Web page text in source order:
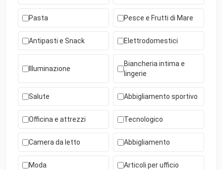
Pasta Pesce e Frutti di Mare
Antipasti e Snack Elettrodomestici
Illuminazione
Biancheria intima e
lingerie
Salute Abbigliamento sportivo
Officina e attrezzi Tecnologico
Camera da letto Abbigliamento
Moda Articoli per ufficio